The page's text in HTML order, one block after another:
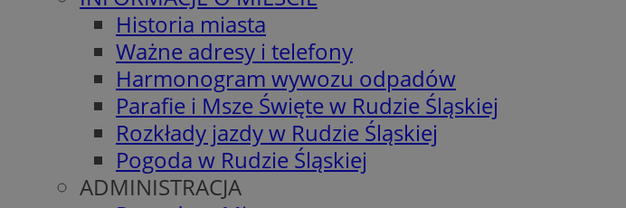
Historia miasta
Ważne adresy i telefony
Harmonogram wywozu odpadów
Parafie i Msze Święte w Rudzie Śląskiej
Rozkłady jazdy w Rudzie Śląskiej
Pogoda w Rudzie Śląskiej
ADMINISTRACJA